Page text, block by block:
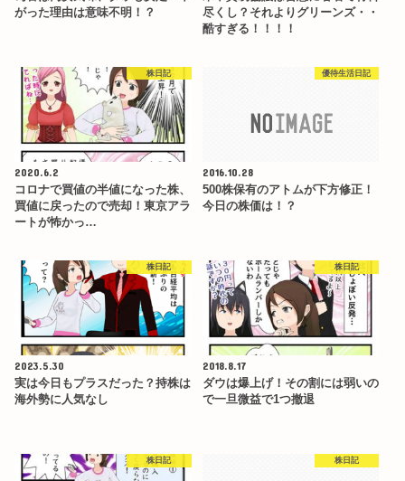
がった理由は意味不明！？
尽くし？それよりグリーンズ・・
酷すぎる！！！！
株日記
2020.6.2
コロナで買値の半値になった株、
買値に戻ったので売却！東京アラ
ートが怖かっ…
優待生活日記
2016.10.28
500株保有のアトムが下方修正！
今日の株価は！？
株日記
2023.5.30
実は今日もプラスだった？持株は
海外勢に人気なし
株日記
2018.8.17
ダウは爆上げ！その割には弱いの
で一旦微益で1つ撤退
株日記 株日記